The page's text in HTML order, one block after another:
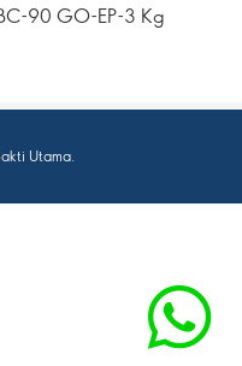
90 GO-EP-3 Kg
Utama.